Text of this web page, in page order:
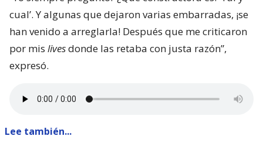
cual’. Y algunas que dejaron varias embarradas, ¡se
han venido a arreglarla! Después que me criticaron
por mis livesdonde las retaba con justa razón”,
expresó.
Lee también...